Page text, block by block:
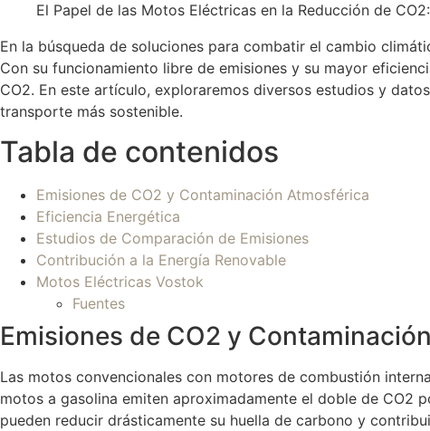
El Papel de las Motos Eléctricas en la Reducción de
En la búsqueda de soluciones para combatir el cambio
Con su funcionamiento libre de emisiones y su mayor
CO2. En este artículo, exploraremos diversos estudios y
transporte más sostenible.
Tabla de contenidos
Emisiones de CO2 y Contaminación Atmosférica
Eficiencia Energética
Estudios de Comparación de Emisiones
Contribución a la Energía Renovable
Motos Eléctricas Vostok
Fuentes
Emisiones de CO2 y
Las motos convencionales con motores de combustión
motos a gasolina emiten aproximadamente el doble de
pueden reducir drásticamente su huella de carbono y